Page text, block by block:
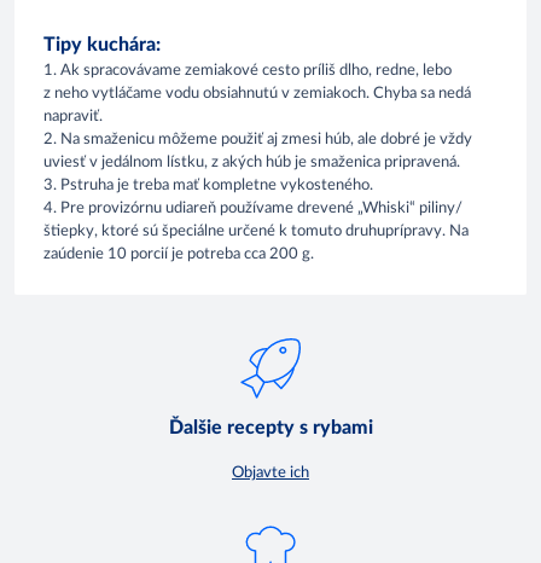
Tipy kuchára:
1. Ak spracovávame zemiakové cesto príliš dlho, redne, lebo
z neho vytláčame vodu obsiahnutú v zemiakoch. Chyba sa nedá
napraviť.
2. Na smaženicu môžeme použiť aj zmesi húb, ale dobré je vždy
uviesť v jedálnom lístku, z akých húb je smaženica pripravená.
3. Pstruha je treba mať kompletne vykosteného.
4. Pre provizórnu udiareň používame drevené „Whiski“ piliny/
štiepky, ktoré sú špeciálne určené k tomuto druhuprípravy. Na
zaúdenie 10 porcií je potreba cca 200 g.
Ďalšie recepty s rybami
Objavte ich